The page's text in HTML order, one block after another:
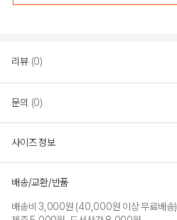
리뷰 (0)
문의 (0)
사이즈 정보
배송/교환/반품
배송비 3,000원 (40,000원 이상 무료배송)